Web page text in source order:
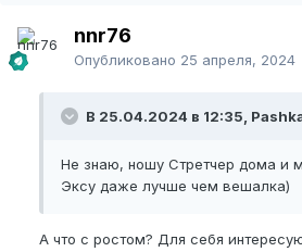
nnr76
Опубликовано 25 апреля, 2024
В 25.04.2024 в 12:35,
Не знаю, ношу Стретчер дома и
Эксу даже лучше чем вешалка)
А что с ростом? Для себя